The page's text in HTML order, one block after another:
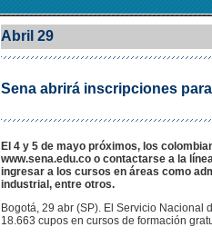
Abril 29
Sena abrirá inscripciones
El 4 y 5 de mayo próximos, los
www.sena.edu.co o contactarse a la
ingresar a los cursos en áreas como
industrial, entre otros.
Bogotá, 29 abr (SP). El Servicio
18.663 cupos en cursos de formación